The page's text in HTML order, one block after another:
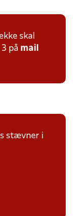
skal
på mail
stævner i